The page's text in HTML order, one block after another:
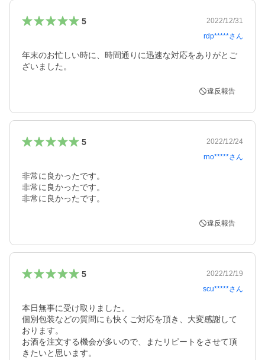
5
2022/12/31
rdp*****さん
年末のお忙しい時に、時間通りに迅速な対応をありがとご
ざいました。
違反報告
5
2022/12/24
rno*****さん
非常に良かったです。
非常に良かったです。
非常に良かったです。
違反報告
5
2022/12/19
scu*****さん
本日無事に受け取りました。
個別包装などの質問にも快くご対応を頂き、大変感謝して
おります。
お酒を注文する機会が多いので、またリピートをさせて頂
きたいと思います。